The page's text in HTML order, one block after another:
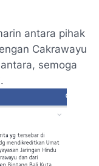
antara pihak
Cakrawayu
semoga